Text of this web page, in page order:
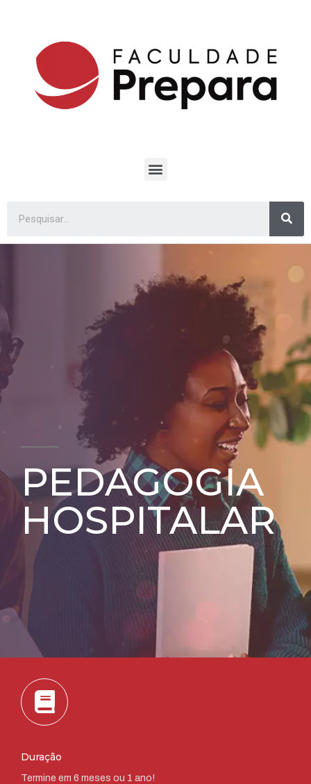
PEDAGOGIA
HOSPITALAR
Duração
Termine em 6 meses ou 1 ano!